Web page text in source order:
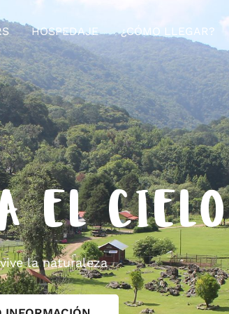
HOSPEDAJE ¿CÓMO LLEGAR?
EL CIELO
la naturaleza